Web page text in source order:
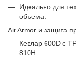
Идеально для
объема.
Air Armor и защита
Кевлар 600D с
810H.